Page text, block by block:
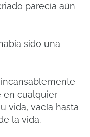
parecía aún
sido una
en cualquier
vida, vacía hasta
la vida.